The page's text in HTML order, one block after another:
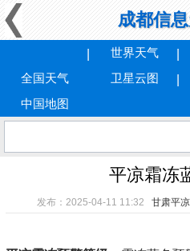
成都信
全国天气
世界天气
卫星云图
中国地图
平凉霜冻
发布：2025-04-11 11:32 甘肃平